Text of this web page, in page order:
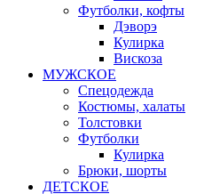
Футболки, кофты
Дэворэ
Кулирка
Вискоза
МУЖСКОЕ
Спецодежда
Костюмы, халаты
Толстовки
Футболки
Кулирка
Брюки, шорты
ДЕТСКОЕ